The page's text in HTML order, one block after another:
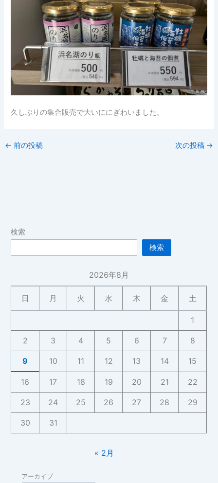
久しぶりの集合販売で大いににぎわいました。
← 前の投稿 次の投稿 →
検索
検索
2026年8月
日 月 火 水 木 金 土
1
2 3 4 5 6 7 8
9 10 11 12 13 14 15
16 17 18 19 20 21 22
23 24 25 26 27 28 29
30 31
« 2月
アーカイブ